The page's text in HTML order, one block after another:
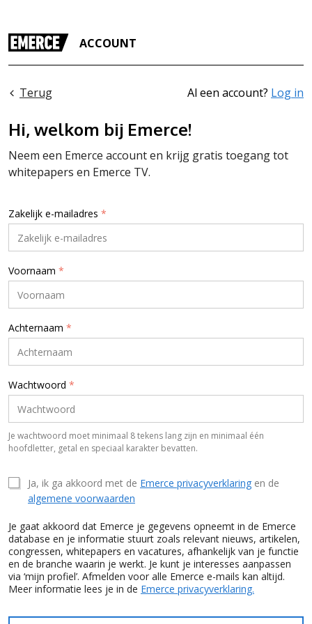
ACCOUNT
Terug Al een account? Log in
Hi, welkom bij Emerce!
Neem een Emerce account en krijg gratis toegang tot
whitepapers en Emerce TV.
Zakelijk e-mailadres *
Voornaam *
Achternaam *
Wachtwoord *
Je wachtwoord moet minimaal 8 tekens lang zijn en minimaal één
hoofdletter, getal en speciaal karakter bevatten.
Ja, ik ga akkoord met de Emerce privacyverklaring en de
algemene voorwaarden
Je gaat akkoord dat Emerce je gegevens opneemt in de Emerce
database en je informatie stuurt zoals relevant nieuws, artikelen,
congressen, whitepapers en vacatures, afhankelijk van je functie
en de branche waarin je werkt. Je kunt je interesses aanpassen
via ‘mijn profiel’. Afmelden voor alle Emerce e-mails kan altijd.
Meer informatie lees je in de Emerce privacyverklaring.